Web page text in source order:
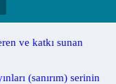
ve katkı sunan
(sanırım) serinin